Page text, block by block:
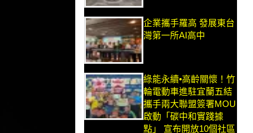
企業攜手羅高 發展東台
灣第一所AI高中
綠能永續•高齡關懷！竹
輪電動車進駐宜蘭五結
攜手兩大聯盟簽署MOU
啟動「碳中和實踐據
點」 宣布開放10個社區